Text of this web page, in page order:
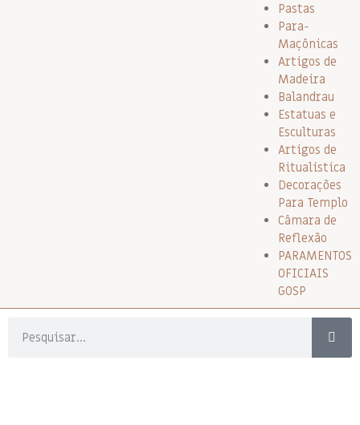
Pastas
Para-
Maçônicas
Artigos de
Madeira
Balandrau
Estatuas e
Esculturas
Artigos de
Ritualística
Decorações
Para Templo
Câmara de
Reflexão
PARAMENTOS
OFICIAIS
GOSP